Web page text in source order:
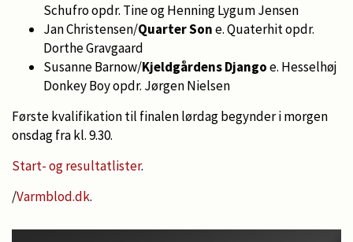
Schufro opdr. Tine og Henning Lygum Jensen
Jan Christensen/Quarter Sone. Quaterhit opdr.
Dorthe Gravgaard
Susanne Barnow/Kjeldgårdens Djangoe. Hesselhøj
Donkey Boy opdr. Jørgen Nielsen
Første kvalifikation til finalen lørdag begynder i morgen
onsdag fra kl. 9.30.
Start- og resultatlister.
/Varmblod.dk.